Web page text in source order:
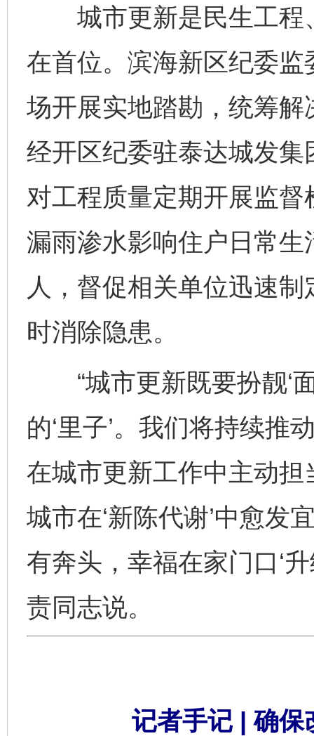
城市更新是民生工程
在首位。滨海新区纪委
场开展实地踏勘，统筹
经开区纪委驻泰达城发
对工程质量定期开展监
漏雨渗水影响住户日常
人，督促相关单位迅速
时消除隐患。
“城市更新既要扮靓‘面
的‘里子’。我们将持续推
在城市更新工作中主动
城市在‘新陈代谢’中愈发
有奔头，幸福在家门口‘
责同志说。
记者手记 | 确保